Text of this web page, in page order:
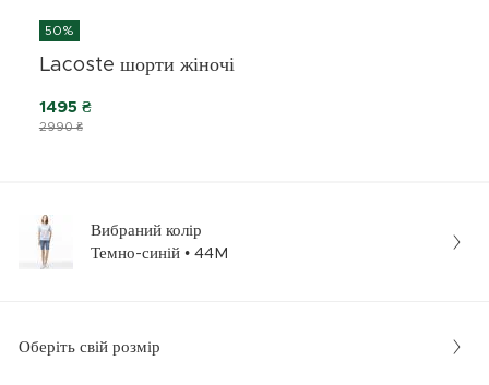
50%
Lacoste шорти жіночі
2990 ₴
1495 ₴
Вибраний колір
Темно-синій • 44M
Оберіть свій розмір